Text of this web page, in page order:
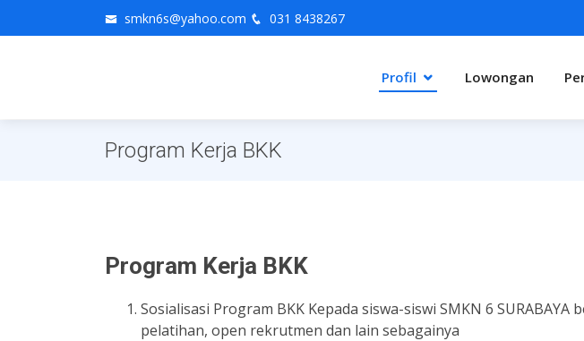
smkn6s@yahoo.com 031 8438267
Profil Lowongan
Program Kerja BKK
Program Kerja BKK
Sosialisasi Program BKK Kepada siswa-siswi SMKN 6
pelatihan, open rekrutmen dan lain sebagainya